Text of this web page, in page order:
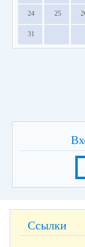
24 25
31
Ссылки